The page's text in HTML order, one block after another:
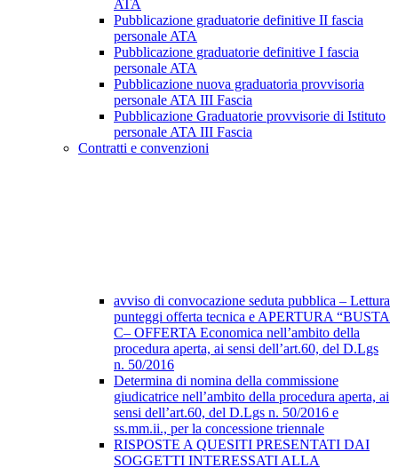
ATA
Pubblicazione graduatorie definitive II fascia
personale ATA
Pubblicazione graduatorie definitive I fascia
personale ATA
Pubblicazione nuova graduatoria provvisoria
personale ATA III Fascia
Pubblicazione Graduatorie provvisorie di Istituto
personale ATA III Fascia
Contratti e convenzioni
avviso di convocazione seduta pubblica – Lettura
punteggi offerta tecnica e APERTURA “BUSTA
C– OFFERTA Economica nell’ambito della
procedura aperta, ai sensi dell’art.60, del D.Lgs
n. 50/2016
Determina di nomina della commissione
giudicatrice nell’ambito della procedura aperta, ai
sensi dell’art.60, del D.Lgs n. 50/2016 e
ss.mm.ii., per la concessione triennale
RISPOSTE A QUESITI PRESENTATI DAI
SOGGETTI INTERESSATI ALLA